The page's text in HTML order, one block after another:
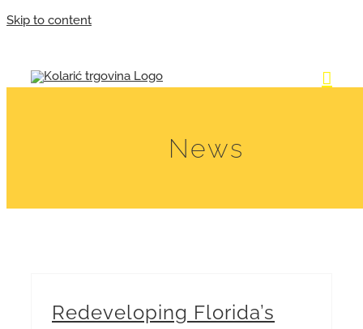
Skip to content
News
Redeveloping Florida’s